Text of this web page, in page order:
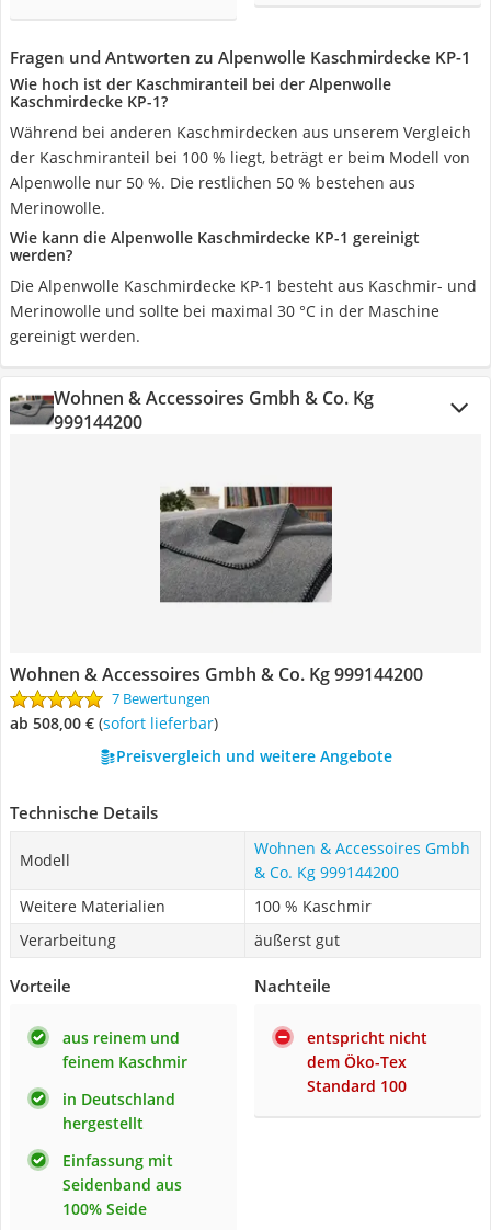
Fragen und Antworten zu Alpenwolle Kaschmirdecke KP-1
Wie hoch ist der Kaschmiranteil bei der Alpenwolle
Kaschmirdecke KP-1?
Während bei anderen Kaschmirdecken aus unserem Vergleich
der Kaschmiranteil bei 100 % liegt, beträgt er beim Modell von
Alpenwolle nur 50 %. Die restlichen 50 % bestehen aus
Merinowolle.
Wie kann die Alpenwolle Kaschmirdecke KP-1 gereinigt
werden?
Die Alpenwolle Kaschmirdecke KP-1 besteht aus Kaschmir- und
Merinowolle und sollte bei maximal 30 °C in der Maschine
gereinigt werden.
Wohnen & Accessoires Gmbh & Co. Kg
999144200
Wohnen & Accessoires Gmbh & Co. Kg 999144200
7 Bewertungen
ab 508,00 € ( Sofort lieferbar)
Preisvergleich und weitere Angebote
Technische Details
Modell
Wohnen & Accessoires Gmbh
& Co. Kg 999144200
Weitere Materialien
100 % Kaschmir
Verarbeitung
äußerst gut
Vorteile
aus reinem und
feinem Kaschmir
in Deutschland
hergestellt
Einfassung mit
Seidenband aus
100% Seide
Nachteile
entspricht nicht
dem Öko-Tex
Standard 100